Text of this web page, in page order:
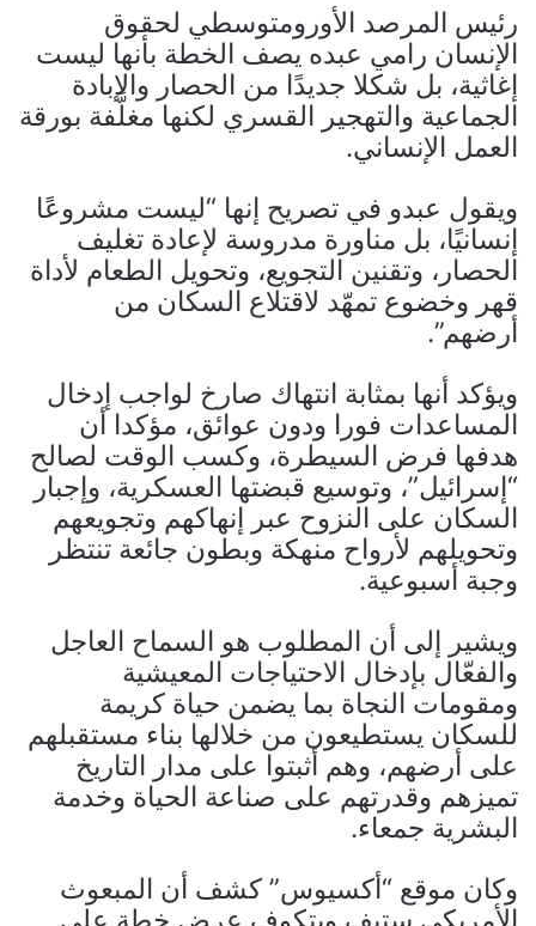
رئيس المرصد الأورومتوسطي لحقوق
الإنسان رامي عبده يصف الخطة بأنها ليست
إغاثية، بل شكلا جديدًا من الحصار والإبادة
الجماعية والتهجير القسري لكنها مغلَّفة بورقة
العمل الإنساني.
ويقول عبدو في تصريح إنها “ليست مشروعًا
إنسانيًا، بل مناورة مدروسة لإعادة تغليف
الحصار، وتقنين التجويع، وتحويل الطعام لأداة
قهر وخضوع تمهّد لاقتلاع السكان من
أرضهم”.
ويؤكد أنها بمثابة انتهاك صارخ لواجب إدخال
المساعدات فورا ودون عوائق، مؤكدا أن
هدفها فرض السيطرة، وكسب الوقت لصالح
“إسرائيل”، وتوسيع قبضتها العسكرية، وإجبار
السكان على النزوح عبر إنهاكهم وتجويعهم
وتحويلهم لأرواح منهكة وبطون جائعة تنتظر
وجبة أسبوعية.
ويشير إلى أن المطلوب هو السماح العاجل
والفعّال بإدخال الاحتياجات المعيشية
ومقومات النجاة بما يضمن حياة كريمة
للسكان يستطيعون من خلالها بناء مستقبلهم
على أرضهم، وهم أثبتوا على مدار التاريخ
تميزهم وقدرتهم على صناعة الحياة وخدمة
البشرية جمعاء.
وكان موقع “أكسيوس” كشف أن المبعوث